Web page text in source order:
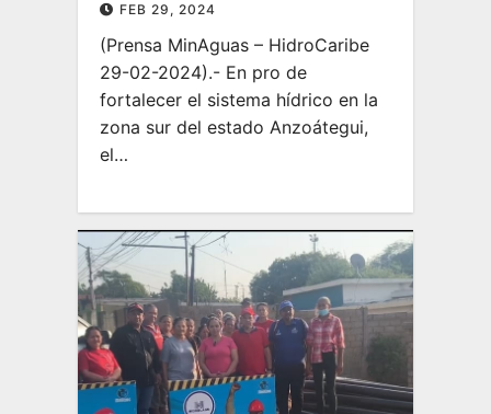
FEB 29, 2024
(Prensa MinAguas – HidroCaribe
29-02-2024).- En pro de
fortalecer el sistema hídrico en la
zona sur del estado Anzoátegui,
el…